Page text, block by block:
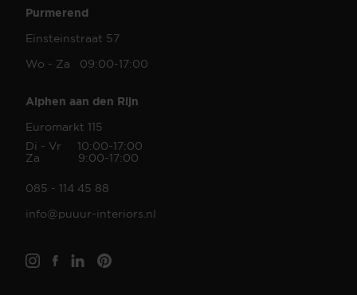
Purmerend
Einsteinstraat 57
Wo - Za 09:00-17:00
Alphen aan den Rijn
Euromarkt 115
Di - Vr 10:00-17:00
Za 9:00-17:00
085 - 114 45 88
info@puuur-interiors.nl